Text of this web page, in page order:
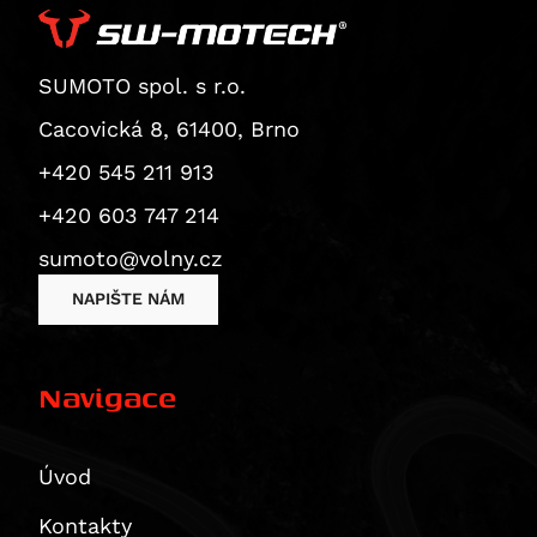
Superbike 1199 Panigale S
Diavel
Monster 1200 S
Multistrada 1200
Multistrada 1200 Enduro
Multistrada 1200 S
Diavel 1260
Multistrada 1260 / S / S D|Air / Pikes Peak
Multistrada 1260 S D/Air
SUMOTO spol. s r.o.
Cacovická 8, 61400, Brno
+420 545 211 913
+420 603 747 214
sumoto@volny.cz
NAPIŠTE NÁM
Navigace
Úvod
Kontakty